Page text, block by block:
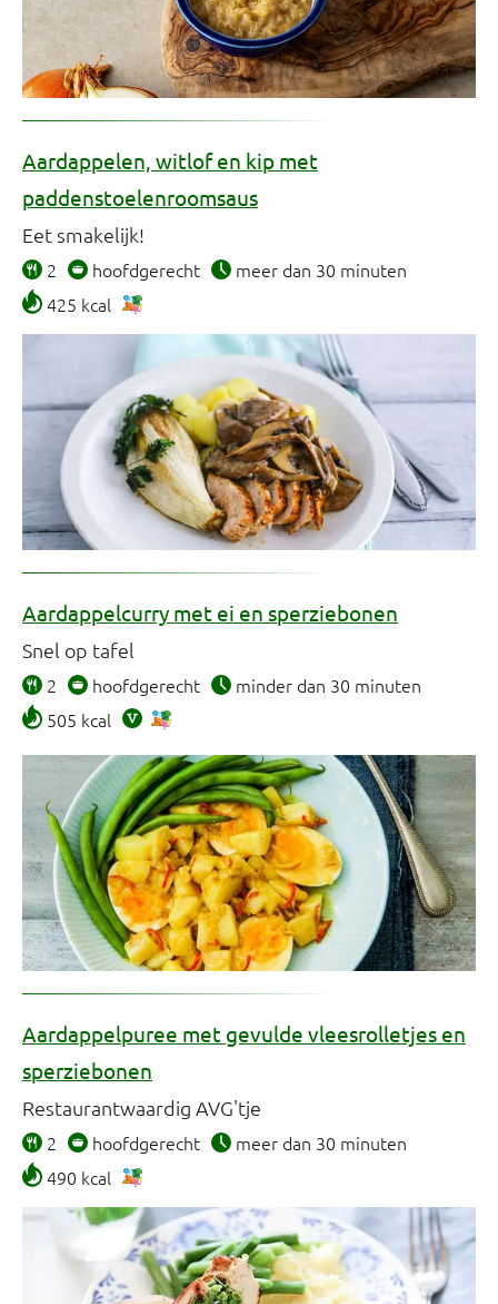
Aardappelen, witlof en kip met
paddenstoelenroomsaus
Eet smakelijk!
2 hoofdgerecht
meer dan 30 minuten
425 kcal
Aardappelcurry met ei en sperziebonen
Snel op tafel
2 hoofdgerecht
minder dan 30 minuten
505 kcal
Aardappelpuree met gevulde vleesrolletjes en
sperziebonen
Restaurantwaardig AVG'tje
2 hoofdgerecht
meer dan 30 minuten
490 kcal